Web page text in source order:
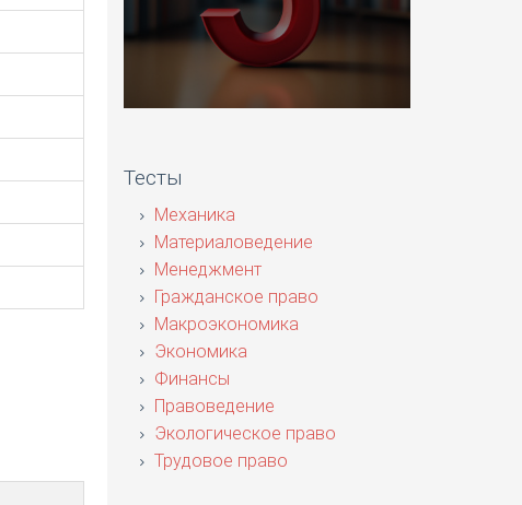
Тесты
Механика
Материаловедение
Менеджмент
Гражданское право
Макроэкономика
Экономика
Финансы
Правоведение
Экологическое право
Трудовое право